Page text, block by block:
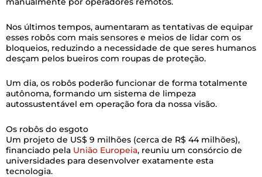
Nos últimos tempos, aumentaram as tentativas de equipar
esses robôs com mais sensores e meios de lidar com os
bloqueios, reduzindo a necessidade de que seres humanos
desçam pelos bueiros com roupas de proteção.
Um dia, os robôs poderão funcionar de forma totalmente
autônoma, formando um sistema de limpeza
autossustentável em operação fora da nossa visão.
Os robôs do esgoto
Um projeto de US$ 9 milhões (cerca de R$ 44 milhões),
financiado pela União Europeia, reuniu um consórcio de
universidades para desenvolver exatamente esta
tecnologia.